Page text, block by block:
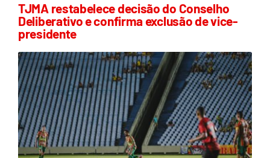
TJMA restabelece decisão do Conselho
Deliberativo e confirma exclusão de vice-
presidente